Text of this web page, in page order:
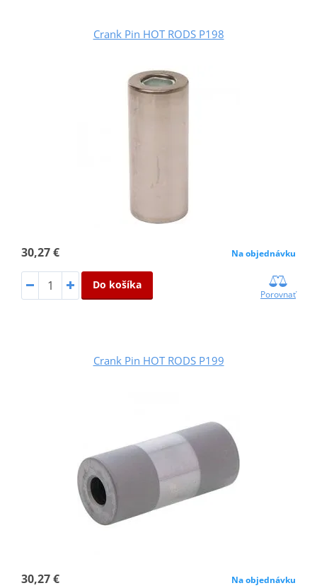
Crank Pin HOT RODS P198
30,27 € Na objednávku
Do košíka
Porovnať
Crank Pin HOT RODS P199
30,27 € Na objednávku